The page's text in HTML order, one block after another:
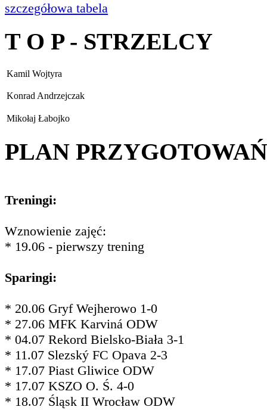
szczegółowa tabela
T O P - STRZELCY
Kamil Wojtyra
Konrad Andrzejczak
Mikołaj Łabojko
PLAN PRZYGOTOWAŃ
Treningi:
Wznowienie zajęć:
* 19.06 - pierwszy trening
Sparingi:
* 20.06 Gryf Wejherowo 1-0
* 27.06 MFK Karviná ODW
* 04.07 Rekord Bielsko-Biała 3-1
* 11.07 Slezský FC Opava 2-3
* 17.07 Piast Gliwice ODW
* 17.07 KSZO O. Ś. 4-0
* 18.07 Śląsk II Wrocław ODW